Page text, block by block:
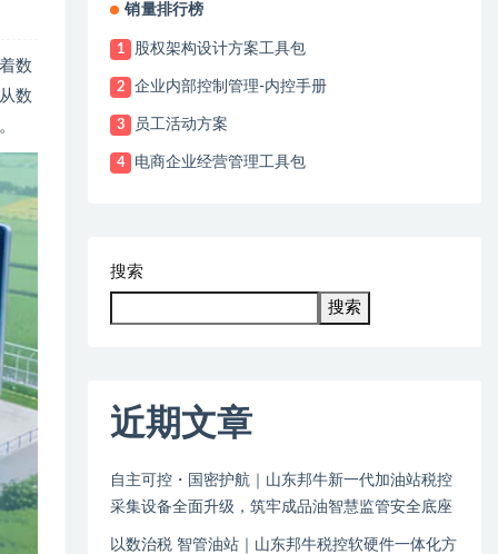
数
数
销量排行榜
1 股权架构设计方案工具包
2 企业内部控制管理-内控手册
3 员工活动方案
4 电商企业经营管理工具包
搜索
搜索
近期文章
自主可控・国密护航｜山东邦牛新一代加油站税控
采集设备全面升级，筑牢成品油智慧监管安全底座
以数治税 智管油站｜山东邦牛税控软硬件一体化方